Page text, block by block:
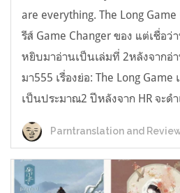
are everything. The Long
รีส์ Game Changer ของ แต่เชื่อว่
หยิบมาอ่านเป็นเล่มที่ 2หลังจากอ่
มา555 เรื่องย่อ: The Long Game
เป็นประมาณ2 ปีหลังจาก HR จะดำ
Parntranslation and